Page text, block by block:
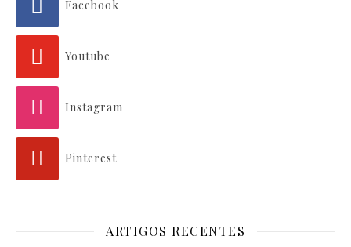
Facebook
Youtube
Instagram
Pinterest
ARTIGOS RECENTES